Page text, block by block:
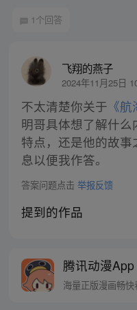
1个回答
飞翔的燕子
2024年11月25日
不太清楚你关于 《
明哥具体想了解什
特点，还是他的故
息以便我作答。
答案问题点击 举报反馈
提到的作品
腾讯动漫App
海量正版漫画畅快